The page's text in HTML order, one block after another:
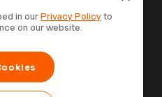
merece ser
agora
empresas que controlam o
recebem mais rápido com
in ourPrivacy Policyto
on our website.